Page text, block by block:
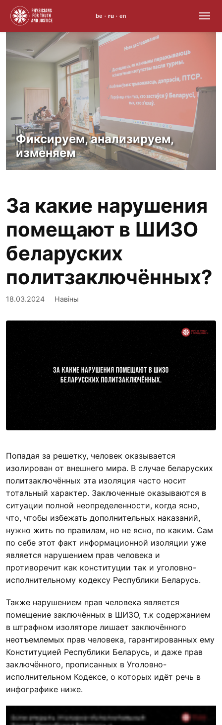
to
content
be • ru • en
Право на здоровье — не
привилегия,
а норма
За какие нарушения
помещают в ШИЗО
беларуских
политзаключённых?
18.03.2024 Навіны
Попадая за решетку, человек оказывается
изолирован от внешнего мира. В случае беларуских
политзаключённых эта изоляция часто носит
тотальный характер. Заключенные оказываются в
ситуации полной неопределенности, когда ясно,
что, чтобы избежать дополнительных наказаний,
нужно жить по правилам, но не ясно, по каким. Сам
по себе этот факт информационной изоляции уже
является нарушением прав человека и
противоречит как конституции так и уголовно-
исполнительному кодексу Республики Беларусь.
Также нарушением прав человека является
помещение заключённых в ШИЗО, т.к содержанием
в штрафном изоляторе лишает заключённого
неотъемлемых прав человека, гарантированных ему
Конституцией Республики Беларусь, и даже прав
заключённого, прописанных в Уголовно-
исполнительном Кодексе, о которых идёт речь в
инфографике ниже.